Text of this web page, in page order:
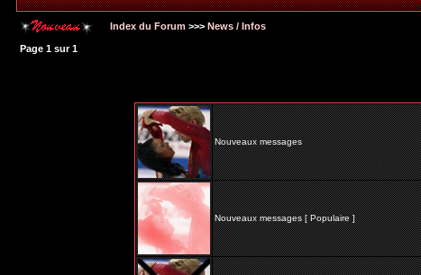
Index du Forum >>> News / Infos
Page 1 sur1
Nouveaux messages
Nouveaux messages [ Populaire ]